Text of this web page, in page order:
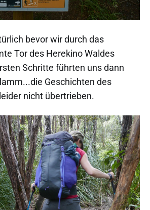
bevor wir durch das
Tor des Herekino Waldes
Schritte führten uns dann
Geschichten des
nicht übertrieben.